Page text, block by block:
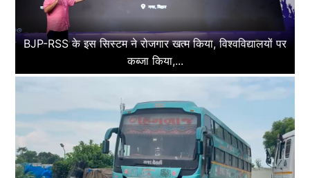
BJP-RSS के इस सिस्टम ने रोजगार खत्म किया, विश्वविद्यालयों पर
कब्जा किया,...